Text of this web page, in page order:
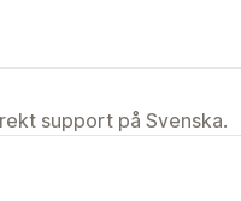
support på Svenska.